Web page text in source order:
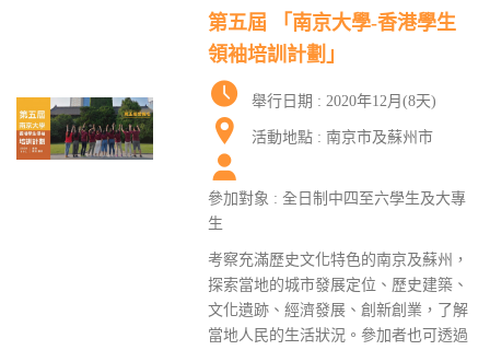
第五屆 「南京大學-香港學生
領袖培訓計劃」
舉行日期 : 2020年12月(8天)
活動地點 : 南京市及蘇州市
參加對象 : 全日制中四至六學生及大專
生
考察充滿歷史文化特色的南京及蘇州，
探索當地的城市發展定位、歷史建築、
文化遺跡、經濟發展、創新創業，了解
當地人民的生活狀況。參加者也可透過